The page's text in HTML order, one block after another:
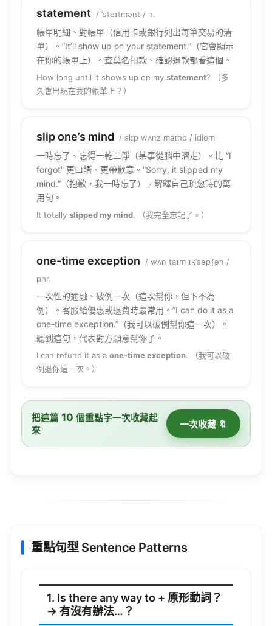
statement / ˈsteɪtmənt / n.
帳單明細、對帳單（信用卡或銀行列出每筆交易的清
單）。”It’ll show up on your statement.”（它會顯示
在你的帳單上）。查莫名扣款、確認退款都看這個。
How long until it shows up on my statement? （多
久會出現在我的帳單上？）
slip one’s mind / slɪp wʌnz maɪnd / idiom
一時忘了、忘得一乾二淨（某事從腦中溜走）。比 “I
forgot” 更口語、更帶歉意。”Sorry, it slipped my
mind.”（抱歉，我一時忘了）。解釋自己疏忽時的萬
用句。
It totally slipped my mind. （我完全忘記了。）
one-time exception
/ wʌn taɪm ɪkˈsepʃən /
phr.
一次性的通融、破例一次（這次幫你，但下不為
例）。客服給優惠或退費時最常用。”I can do it as a
one-time exception.”（我可以破例幫你這一次）。
聽到這句，代表對方願意幫你了。
I can refund it as a one-time exception. （我可以破
例退你這一次。）
把這篇 10 個重點字一次收藏起
來
一次收藏 🔖
重點句型 Sentence Patterns
1. Is there any way to + 原形動詞？
→ 有沒有辦法…？